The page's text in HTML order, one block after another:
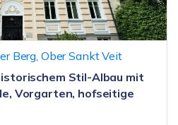
Berg, Ober Sankt Veit
Stil-Albau mit
Vorgarten, hofseitige